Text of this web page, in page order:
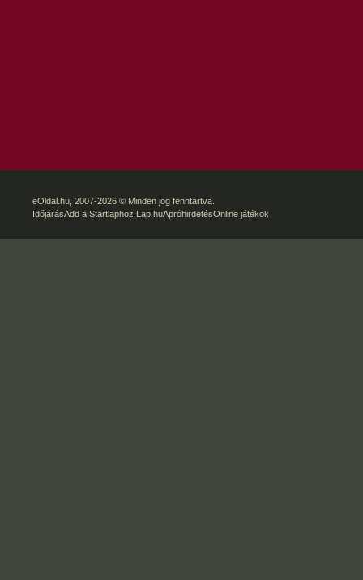
eOldal.hu , 2007-2026 © Minden jog fenntartva.
IdőjárásAdd a Startlaphoz!Lap.huApróhirdetésOnline játékok